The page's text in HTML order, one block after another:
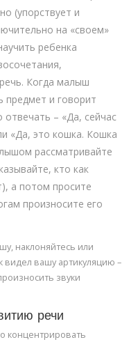
(упорствует и
на «своем»
ребенка
Когда малыш
предмет и говорит
отвечать – «Да, сейчас
«Да, это кошка. Кошка
рассматривайте
кто как
а потом просите
произносите его
наклоняйтесь или
видел вашу артикуляцию –
звуки
речи
концентрировать